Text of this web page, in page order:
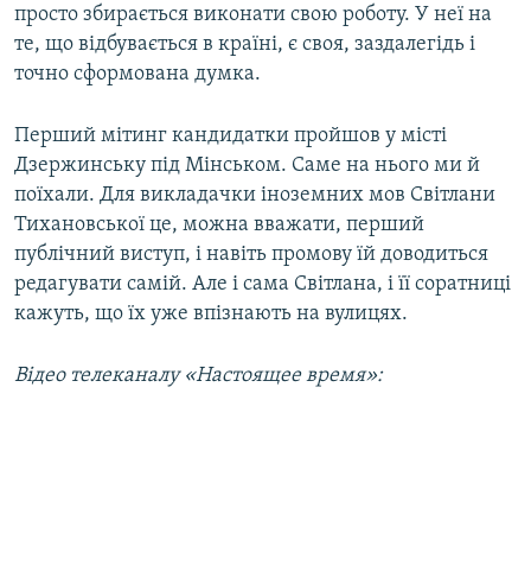
просто збирається виконати свою роботу. У неї на
те, що відбувається в країні, є своя, заздалегідь і
точно сформована думка.
Перший мітинг кандидатки пройшов у місті
Дзержинську під Мінськом. Саме на нього ми й
поїхали. Для викладачки іноземних мов Світлани
Тихановської це, можна вважати, перший
публічний виступ, і навіть промову їй доводиться
редагувати самій. Але і сама Світлана, і її соратниці
кажуть, що їх уже впізнають на вулицях.
Відео телеканалу «Настоящее время»: